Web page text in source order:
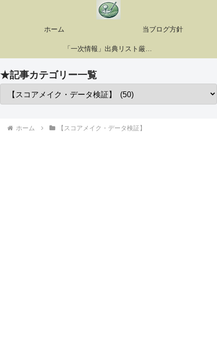
ホーム 当ブログ方針
「一次情報」出典リスト厳選10選
★記事カテゴリー一覧
ホーム 【スコアメイク・データ検証】